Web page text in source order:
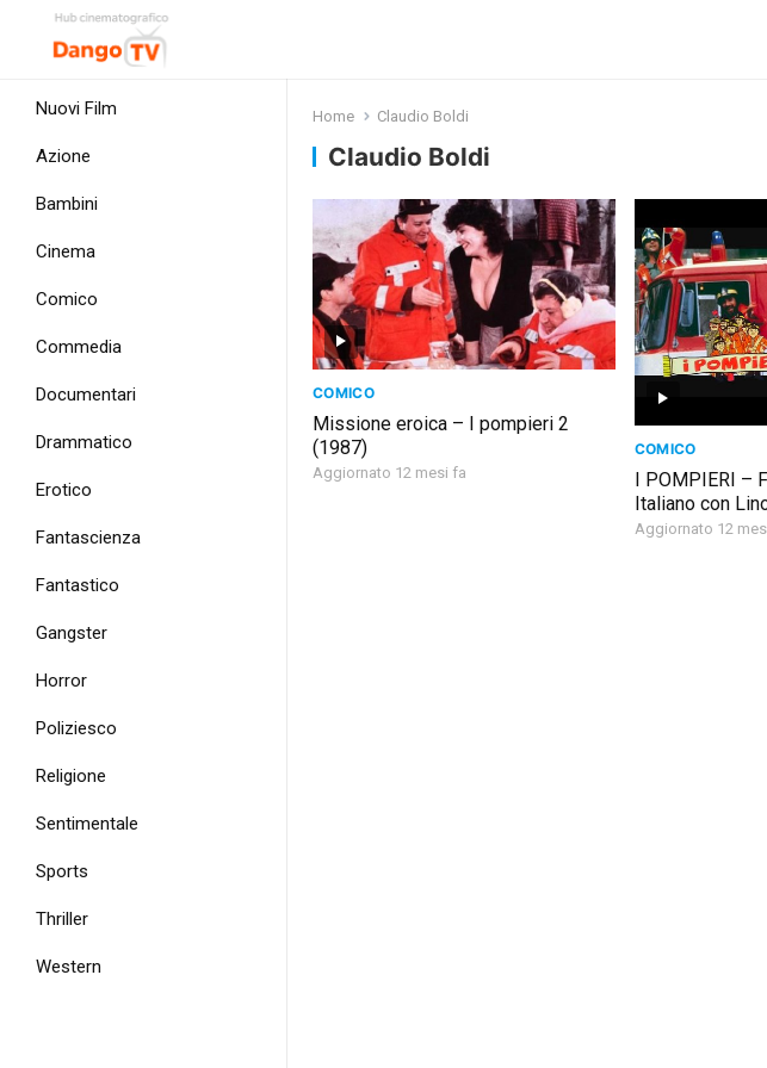
Nuovi Film
Azione
Bambini
Cinema
Comico
Commedia
Documentari
Drammatico
Erotico
Fantascienza
Fantastico
Gangster
Horror
Poliziesco
Religione
Sentimentale
Sports
Thriller
Western
Home Claudio Boldi
Claudio Boldi
COMICO
Missione eroica – I pompieri 2
(1987)
Aggiornato 12 mesi fa
COMICO
I POMPIERI –
Italiano con
Aggiornato 12